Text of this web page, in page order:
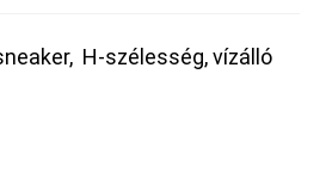
H-szélesség, vízálló